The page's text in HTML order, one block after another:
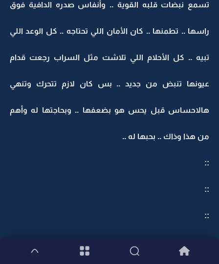
تسمع نبضات قلبه القوية .. وأنفاس صدره الدافية فوق
راسها .. تطمنها .. كان الأمان اللي تحتاجه .. كل الوعد اللي
تبيه .. كل الأحلام اللي تلاشت مثل السراب رجعت قدام
عيونها تنبض من جديد .. بس كان لازم تتحرك وتنهي
هالاحساس قبل يحس هو بضعفها .. وبحاجتها له وأهم
من هذا وذاك .. بحبها له ..
::
::
::